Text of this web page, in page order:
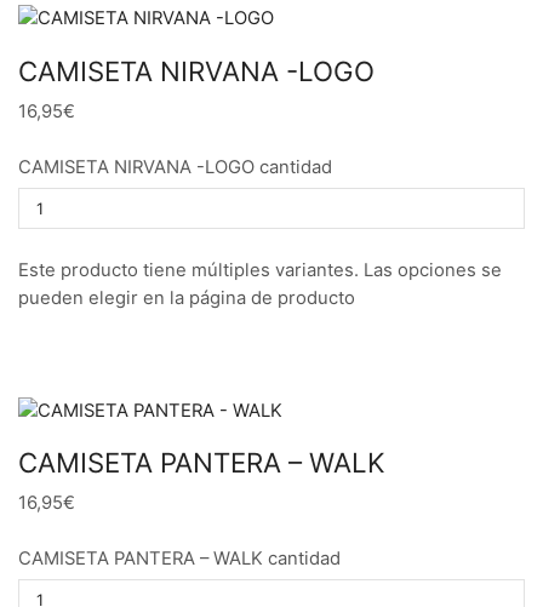
CAMISETA NIRVANA -LOGO
16,95€
CAMISETA NIRVANA -LOGO cantidad
Este producto tiene múltiples variantes. Las opciones se
pueden elegir en la página de producto
CAMISETA PANTERA – WALK
16,95€
CAMISETA PANTERA – WALK cantidad